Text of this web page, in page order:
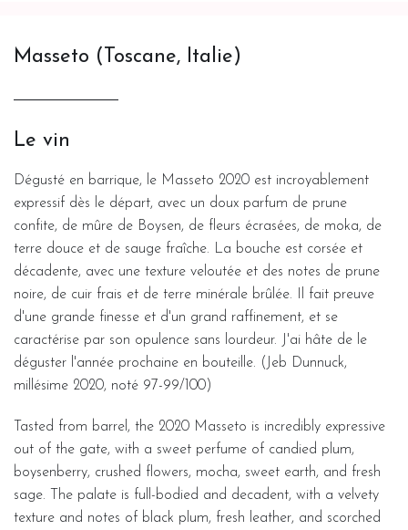
Masseto (Toscane, Italie)
Le vin
Dégusté en barrique, le Masseto 2020 est incroyablement
expressif dès le départ, avec un doux parfum de prune
confite, de mûre de Boysen, de fleurs écrasées, de moka, de
terre douce et de sauge fraîche. La bouche est corsée et
décadente, avec une texture veloutée et des notes de prune
noire, de cuir frais et de terre minérale brûlée. Il fait preuve
d'une grande finesse et d'un grand raffinement, et se
caractérise par son opulence sans lourdeur. J'ai hâte de le
déguster l'année prochaine en bouteille. (Jeb Dunnuck,
millésime 2020, noté 97-99/100)
Tasted from barrel, the 2020 Masseto is incredibly expressive
out of the gate, with a sweet perfume of candied plum,
boysenberry, crushed flowers, mocha, sweet earth, and fresh
sage. The palate is full-bodied and decadent, with a velvety
texture and notes of black plum, fresh leather, and scorched